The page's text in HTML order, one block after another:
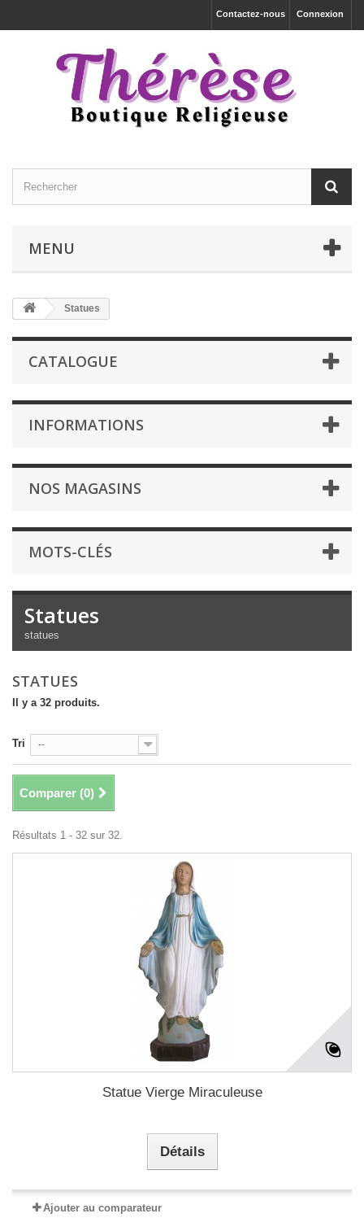
Connexion
Contactez-nous
MENU
Statues
CATALOGUE
INFORMATIONS
NOS MAGASINS
MOTS-CLÉS
Statues
statues
STATUES
Il y a 32 produits.
Tri --
Comparer (0)
Résultats 1 - 32 sur 32.
Statue Vierge Miraculeuse
Détails
Ajouter au comparateur